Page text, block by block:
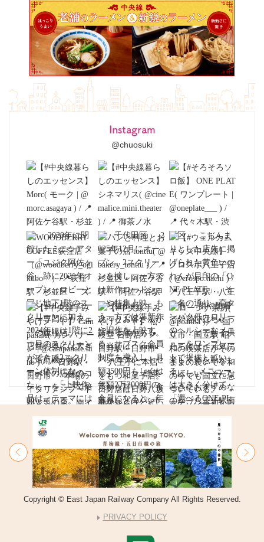
Instagram
@chuosuki
Copyright © East Japan Railway Company All Rights Reserved.
PRIVACY POLICY